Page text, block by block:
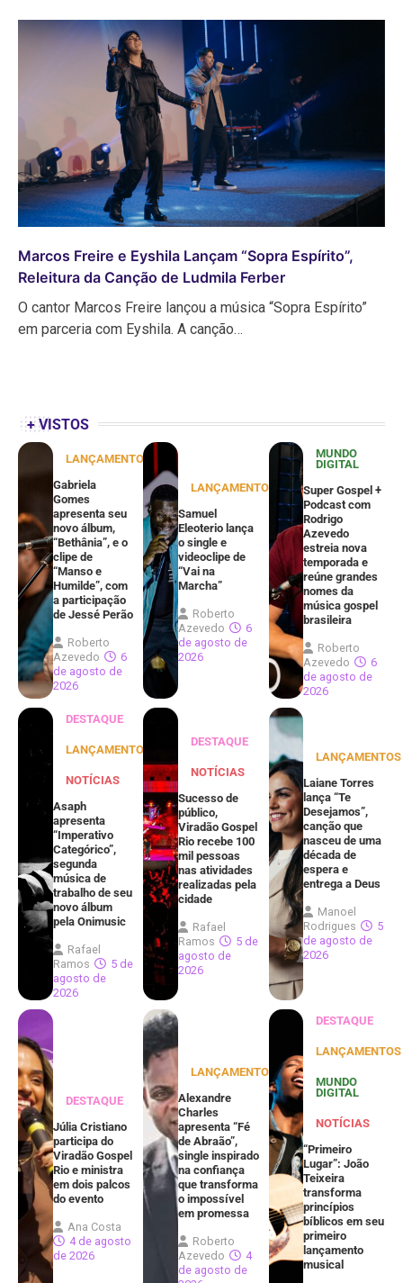
Marcos Freire e Eyshila Lançam “Sopra Espírito”,
Releitura da Canção de Ludmila Ferber
O cantor Marcos Freire lançou a música “Sopra Espírito”
em parceria com Eyshila. A canção…
+ VISTOS
LANÇAMENTOS
Gabriela
Gomes
apresenta seu
novo álbum,
“Bethânia”, e o
clipe de
“Manso e
Humilde”, com
a participação
de Jessé Perão
Roberto
Azevedo
6
de agosto de
2026
LANÇAMENTOS
Samuel
Eleoterio lança
o single e
videoclipe de
“Vai na
Marcha”
Roberto
Azevedo
6
de agosto de
2026
MUNDO
DIGITAL
Super Gospel +
Podcast com
Rodrigo
Azevedo
estreia nova
temporada e
reúne grandes
nomes da
música gospel
brasileira
Roberto
Azevedo
6
de agosto de
2026
DESTAQUE
LANÇAMENTOS
NOTÍCIAS
Asaph
apresenta
“Imperativo
Categórico”,
segunda
música de
trabalho de seu
novo álbum
pela Onimusic
Rafael
Ramos
5 de
agosto de
2026
DESTAQUE
NOTÍCIAS
Sucesso de
público,
Viradão Gospel
Rio recebe 100
mil pessoas
nas atividades
realizadas pela
cidade
Rafael
Ramos
5 de
agosto de
2026
LANÇAMENTOS
Laiane Torres
lança “Te
Desejamos”,
canção que
nasceu de uma
década de
espera e
entrega a Deus
Manoel
Rodrigues
5
de agosto de
2026
DESTAQUE
Júlia Cristiano
participa do
Viradão Gospel
Rio e ministra
em dois palcos
do evento
Ana Costa
4 de agosto
de 2026
LANÇAMENTOS
Alexandre
Charles
apresenta “Fé
de Abraão”,
single inspirado
na confiança
que transforma
o impossível
em promessa
Roberto
Azevedo
4
de agosto de
DESTAQUE
LANÇAMENTOS
MUNDO
DIGITAL
NOTÍCIAS
“Primeiro
Lugar”: João
Teixeira
transforma
princípios
bíblicos em seu
primeiro
lançamento
musical